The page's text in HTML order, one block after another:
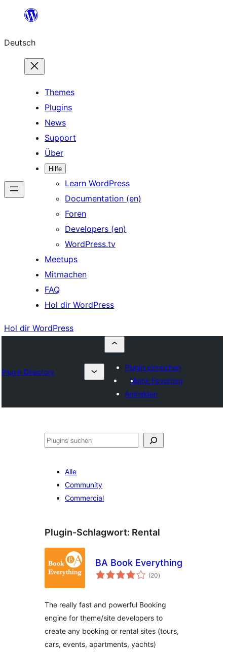
springen
Deutsch
Themes
Plugins
News
Support
Über
Hilfe
Learn WordPress
Documentation (en)
Foren
Developers (en)
WordPress.tv
Meetups
Mitmachen
FAQ
Hol dir WordPress
Hol dir WordPress
Plugin Directory
Plugin einreichen
Meine Favoriten
Anmelden
Suchen
Alle
Community
Commercial
Plugin-Schlagwort: Rental
BA Book Everything
(20Bewertungen
insgesamt
)
The really fast and powerful Booking
engine for theme/site developers to
create any booking or rental sites (tours,
cars, events, apartments, yachts)